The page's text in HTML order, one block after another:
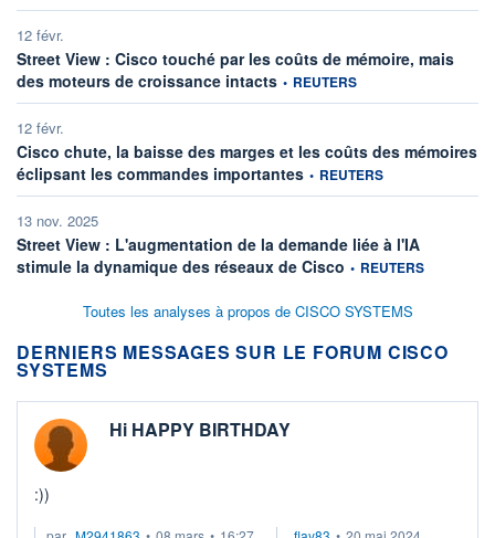
12 févr.
Street View : Cisco touché par les coûts de mémoire, mais
des moteurs de croissance intacts information fournie par
• REUTERS
12 févr.
Cisco chute, la baisse des marges et les coûts des mémoires
éclipsant les commandes importantes information fournie par
• REUTERS
13 nov. 2025
Street View : L'augmentation de la demande liée à l'IA
stimule la dynamique des réseaux de Cisco information fournie par
• REUTERS
Toutes les analyses à propos de CISCO SYSTEMS
DERNIERS MESSAGES SUR LE FORUM CISCO
SYSTEMS
Hi HAPPY BIRTHDAY
:))